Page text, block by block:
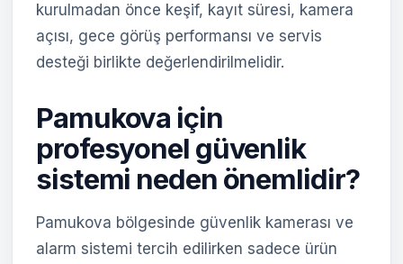
kurulmadan önce keşif, kayıt süresi, kamera
açısı, gece görüş performansı ve servis
desteği birlikte değerlendirilmelidir.
Pamukova için
profesyonel güvenlik
sistemi neden önemlidir?
Pamukova bölgesinde güvenlik kamerası ve
alarm sistemi tercih edilirken sadece ürün